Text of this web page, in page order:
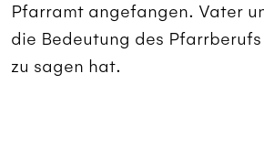
Pfarramt angefangen. Vater
die Bedeutung des
zu sagen hat.